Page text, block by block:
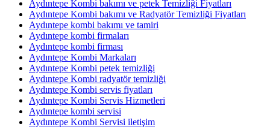
Aydıntepe Kombi bakımı ve petek Temizliği Fiyatları
Aydıntepe Kombi bakımı ve Radyatör Temizliği Fiyatları
Aydıntepe kombi bakımı ve tamiri
Aydıntepe kombi firmaları
Aydıntepe kombi firması
Aydıntepe Kombi Markaları
Aydıntepe Kombi petek temizliği
Aydıntepe Kombi radyatör temizliği
Aydıntepe Kombi servis fiyatları
Aydıntepe Kombi Servis Hizmetleri
Aydıntepe kombi servisi
Aydıntepe Kombi Servisi iletişim